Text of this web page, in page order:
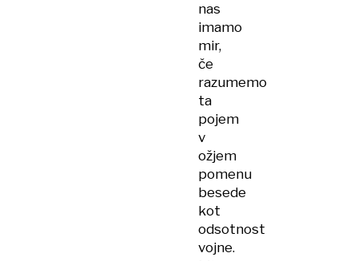
nas
imamo
mir,
če
razumemo
ta
pojem
v
ožjem
pomenu
besede
kot
odsotnost
vojne.